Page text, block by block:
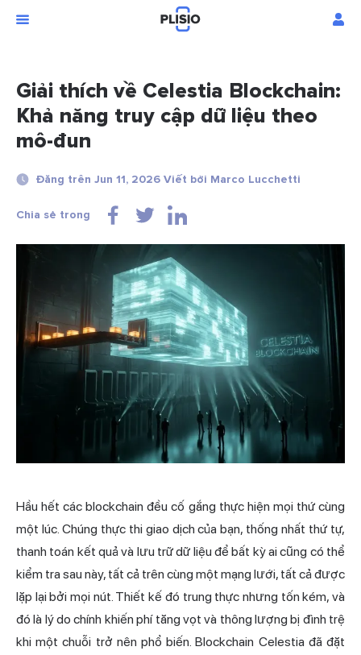
Giải thích về Celestia Blockchain:
Khả năng truy cập dữ liệu theo
mô-đun
Đăng trên Jun 11, 2026 Viết bởi Marco Lucchetti
Chia sẻ trong
Hầu hết các blockchain đều cố gắng thực hiện mọi thứ cùng
một lúc. Chúng thực thi giao dịch của bạn, thống nhất thứ tự,
thanh toán kết quả và lưu trữ dữ liệu để bất kỳ ai cũng có thể
kiểm tra sau này, tất cả trên cùng một mạng lưới, tất cả được
lặp lại bởi mọi nút. Thiết kế đó trung thực nhưng tốn kém, và
đó là lý do chính khiến phí tăng vọt và thông lượng bị đình trệ
khi một chuỗi trở nên phổ biến. Blockchain Celestia đã đặt